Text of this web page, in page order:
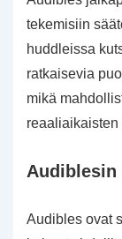
tekemisiin
huddleissa
ratkaisevia
mikä
Audiblesin
Audibles ovat